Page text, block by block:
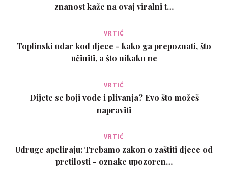
znanost kaže na ovaj viralni t…
VRTIĆ
Toplinski udar kod djece - kako ga prepoznati, što
učiniti, a što nikako ne
VRTIĆ
Dijete se boji vode i plivanja? Evo što možeš
napraviti
VRTIĆ
Udruge apeliraju: Trebamo zakon o zaštiti djece od
pretilosti - oznake upozoren…